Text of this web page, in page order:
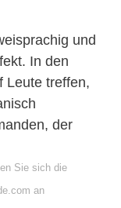
und
In den
Leute treffen,
der
Sie sich die
an